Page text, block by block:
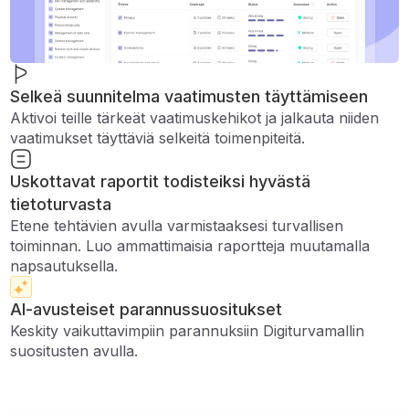
Selkeä suunnitelma vaatimusten täyttämiseen
Aktivoi teille tärkeät vaatimuskehikot ja jalkauta niiden
vaatimukset täyttäviä selkeitä toimenpiteitä.
Uskottavat raportit todisteiksi hyvästä
tietoturvasta
Etene tehtävien avulla varmistaaksesi turvallisen
toiminnan. Luo ammattimaisia ​​raportteja muutamalla
napsautuksella.
AI-avusteiset parannussuositukset
Keskity vaikuttavimpiin parannuksiin Digiturvamallin
suositusten avulla.